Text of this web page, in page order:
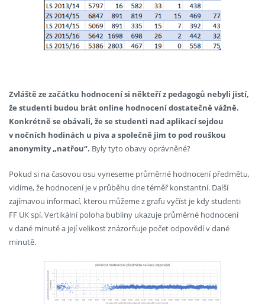
Zvláště ze začátku hodnocení si někteří z pedagogů nebyli jistí,
že studenti budou brát online hodnocení dostatečně vážně.
Konkrétně se obávali, že se studenti nad aplikací sejdou
v nočních hodinách u piva a společně jim to pod rouškou
anonymity „natřou“. Byly tyto obavy oprávněné?
Pokud si na časovou osu vyneseme průměrné hodnocení předmětu,
vidíme, že hodnocení je v průběhu dne téměř konstantní. Další
zajímavou informací, kterou můžeme z grafu vyčíst je kdy studenti
FF UK spí. Vertikální poloha bubliny ukazuje průměrné hodnocení
v dané minutě a její velikost znázorňuje počet odpovědí v dané
minutě.